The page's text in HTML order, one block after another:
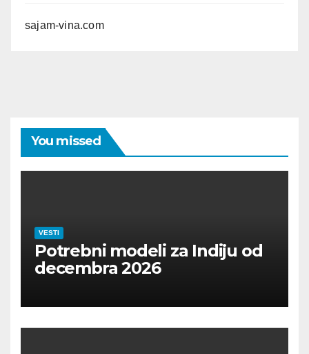
sajam-vina.com
You missed
VESTI
Potrebni modeli za Indiju od
decembra 2026